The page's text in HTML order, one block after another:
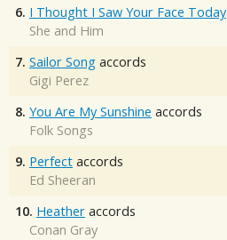
6. I Thought I Saw Your Face Today
She and Him
7. Sailor Song accords
Gigi Perez
8. You Are My Sunshine accords
Folk Songs
9. Perfect accords
Ed Sheeran
10. Heather accords
Conan Gray